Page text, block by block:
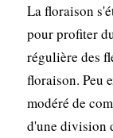
La floraison
pour profiter
régulière des
floraison. Peu
modéré de
d'une division